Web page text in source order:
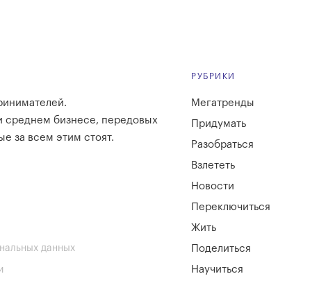
бизнесе, передовых
за всем этим стоят.
данных
РУБРИКИ
Мегатренды
Придумать
Разобраться
Взлететь
Новости
Переключиться
Жить
Поделиться
Научиться